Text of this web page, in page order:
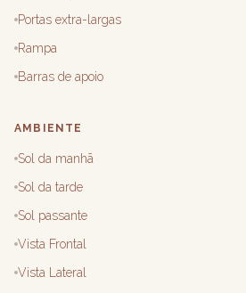
Portas extra-largas
Rampa
Barras de apoio
AMBIENTE
Sol da manhã
Sol da tarde
Sol passante
Vista Frontal
Vista Lateral